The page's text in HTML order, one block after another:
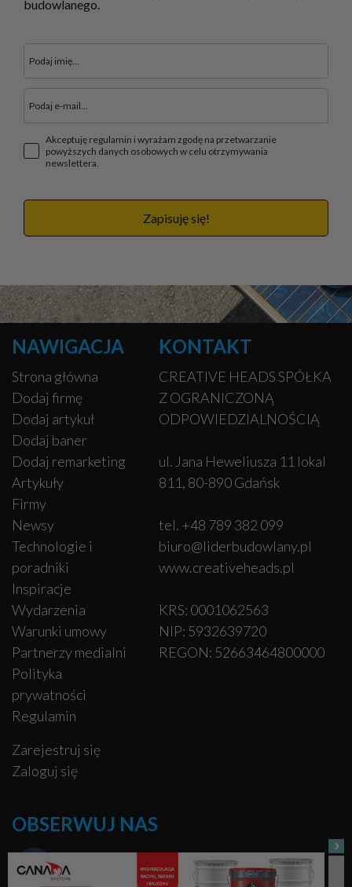
budowlanego.
Akceptuję regulamin i wyrażam zgodę na przetwarzanie
powyższych danych osobowych w celu otrzymywania
newslettera.
Zapisuję się!
NAWIGACJA
Strona główna
Dodaj firmę
Dodaj artykuł
Dodaj baner
Dodaj remarketing
Artykuły
Firmy
Newsy
Technologie i
poradniki
Inspiracje
Wydarzenia
Warunki umowy
Partnerzy medialni
Polityka
prywatności
Regulamin
Zarejestruj się
Zaloguj się
KONTAKT
CREATIVE HEADS SPÓŁKA
Z OGRANICZONĄ
ODPOWIEDZIALNOŚCIĄ
ul. Jana Heweliusza 11 lokal
811, 80-890 Gdańsk
tel. +48 789 382 099
biuro@liderbudowlany.pl
www.creativeheads.pl
KRS: 0001062563
NIP: 5932639720
REGON: 52663464800000
OBSERWUJ NAS
Facebook